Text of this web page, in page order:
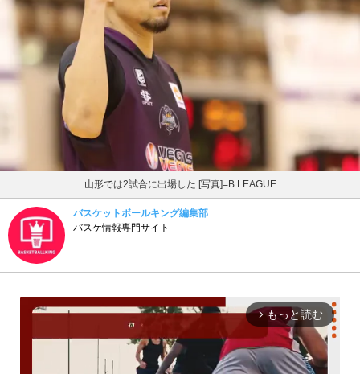
山形では2試合に出場した [写真]=B.LEAGUE
バスケットボールキング編集部
バスケ情報専門サイト
arrow_forward_ios もっと読む